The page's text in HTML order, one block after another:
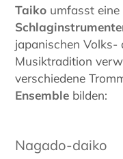
Taiko umfasst
japanischen Volks-
Musiktradition
verschiedene
Ensemble bilden:
Nagado-daiko